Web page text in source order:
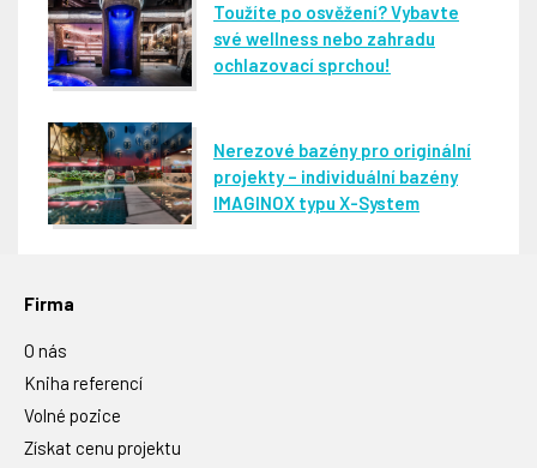
Toužíte po osvěžení? Vybavte
své wellness nebo zahradu
ochlazovací sprchou!
Nerezové bazény pro originální
projekty – individuální bazény
IMAGINOX typu X-System
Firma
O nás
Kniha referencí
Volné pozice
Získat cenu projektu